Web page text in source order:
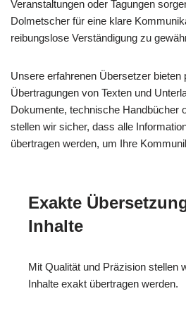
Veranstaltungen oder Tagungen
Dolmetscher für eine klare
reibungslose Verständigung zu
Unsere erfahrenen Übersetzer bieten
Übertragungen von Texten und
Dokumente, technische Handbücher
stellen wir sicher, dass alle
übertragen werden, um Ihre
Exakte
Inhalte
Mit Qualität und Präzision stellen
Inhalte exakt übertragen werden.